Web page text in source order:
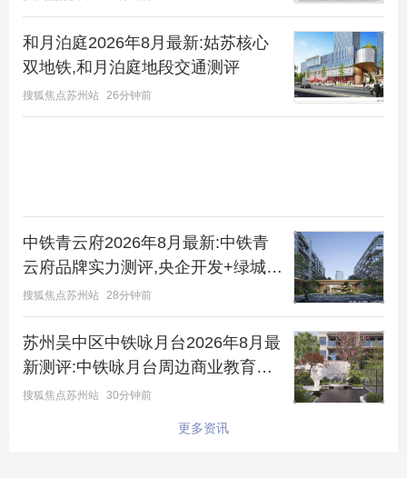
二进是尊崇的车马院；三进则别有洞天，拥有约2000
㎡的下沉式庭院和高端会所，健身房、恒温泳池、私
宴厅一应俱全；四进是以古运河廊棚为灵感的连廊；
五进则是再现“小桥流水人家”意境的宅间花园。五重
和月泊庭2026年8月最新:姑苏核心
双地铁,和月泊庭地段交通测评
搜狐焦点苏州站 26分钟前
中铁青云府2026年8月最新:中铁青
云府品牌实力测评,央企开发+绿城物
业服务
搜狐焦点苏州站 28分钟前
苏州吴中区中铁咏月台2026年8月最
新测评:中铁咏月台周边商业教育医
疗交通配套解析
搜狐焦点苏州站 30分钟前
更多资讯